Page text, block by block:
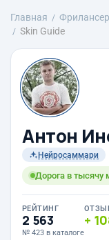
Главная
Skin Guide
Антон
Нейросаммари
Дорога в тысячу
РЕЙТИНГ
2 563
№ 423 в каталоге